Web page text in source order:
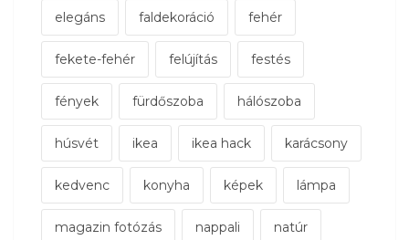
elegáns faldekoráció fehér
fekete-fehér felújítás festés
fények fürdőszoba hálószoba
húsvét ikea ikea hack karácsony
kedvenc konyha képek lámpa
magazin fotózás nappali natúr